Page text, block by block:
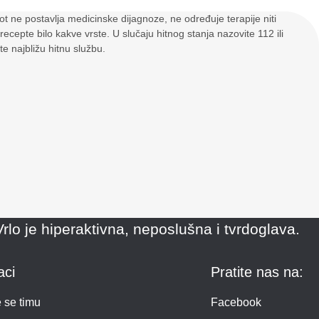
ne postavlja medicinske dijagnoze, ne određuje terapije niti
bilo kakve vrste. U slučaju hitnog stanja nazovite 112 ili
najbližu hitnu službu.
je hiperaktivna, neposlušna i tvrdoglava.
se timu
Pratite nas na:
Facebook